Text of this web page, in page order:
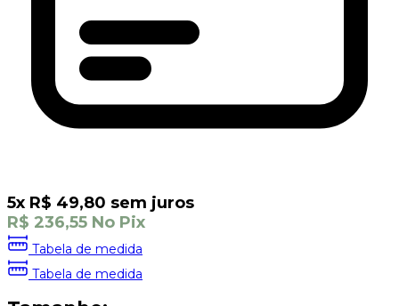
5x R$ 49,80 sem juros
R$ 236,55 No Pix
Tabela de medida
Tabela de medida